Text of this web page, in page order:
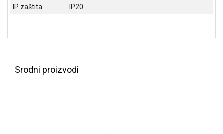
IP zaštita
IP20
Srodni proizvodi